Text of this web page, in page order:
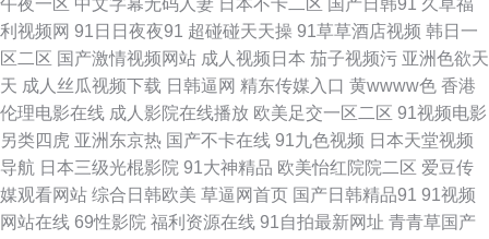
青娱乐老司机77 偷拍97av 一本道九九道 91精品国自产 av另类手机 福利中
文在线导航 精品福利导航 免费日本A官网 日韩精品福利网址 亚洲草草影院
91美脚恋足社区 变态另类导航 国产韩日精品黄色 欧美三级专区 日韩群p 香
焦久久福利院 91凹在线视频 AAaV在线电影 豆花导航福利 黄色伊人 欧美激
午夜一区 中文字幕无码人妻 日本不卡二区 国产日韩91 久草福
利视频网 91日日夜夜91 超碰碰天天操 91草草酒店视频 韩日一
区二区 国产激情视频网站 成人视频日本 茄子视频污 亚洲色欲天
天 成人丝瓜视频下载 日韩逼网 精东传媒入口 黄wwww色 香港
伦理电影在线 成人影院在线播放 欧美足交一区二区 91视频电影
另类四虎 亚洲东京热 国产不卡在线 91九色视频 日本天堂视频
导航 日本三级光棍影院 91大神精品 欧美怡红院院二区 爱豆传
媒观看网站 综合日韩欧美 草逼网首页 国产日韩精品91 91视频
网站在线 69性影院 福利资源在线 91自拍最新网址 青青草国产